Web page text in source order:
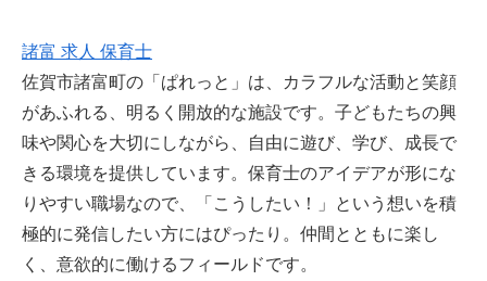
諸富 求人 保育士
佐賀市諸富町の「ぱれっと」は、カラフルな活動と笑顔
があふれる、明るく開放的な施設です。子どもたちの興
味や関心を大切にしながら、自由に遊び、学び、成長で
きる環境を提供しています。保育士のアイデアが形にな
りやすい職場なので、「こうしたい！」という想いを積
極的に発信したい方にはぴったり。仲間とともに楽し
く、意欲的に働けるフィールドです。